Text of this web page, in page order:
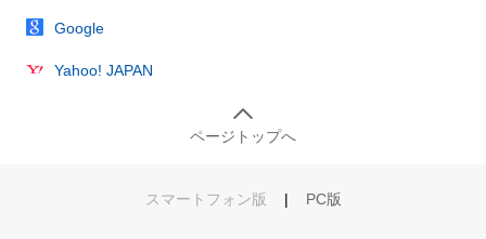
Google
Yahoo! JAPAN
ページトップへ
スマートフォン版 | PC版